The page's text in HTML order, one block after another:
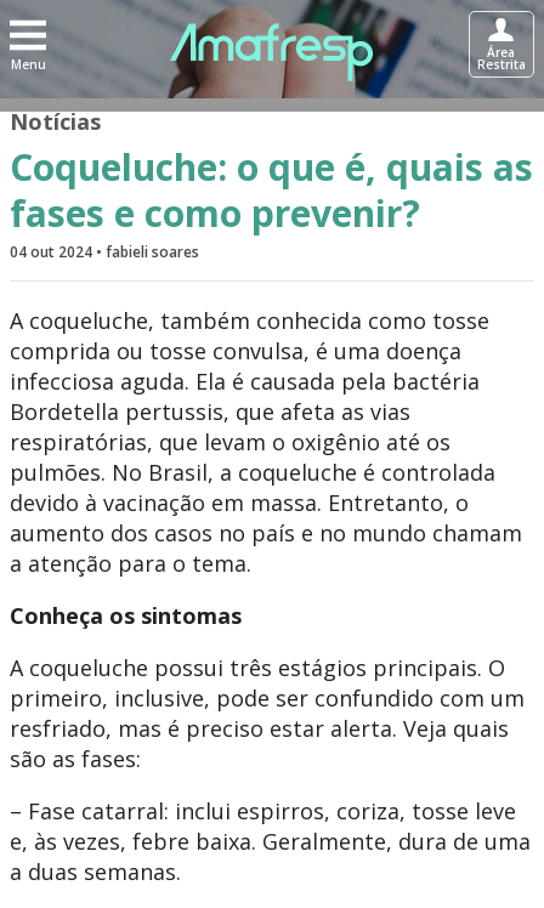
Menu
Área
Restrita
Notícias
Coqueluche: o que é, quais as
fases e como prevenir?
04 out 2024 • fabieli soares
A coqueluche, também conhecida como tosse
comprida ou tosse convulsa, é uma doença
infecciosa aguda. Ela é causada pela bactéria
Bordetella pertussis, que afeta as vias
respiratórias, que levam o oxigênio até os
pulmões. No Brasil, a coqueluche é controlada
devido à vacinação em massa. Entretanto, o
aumento dos casos no país e no mundo chamam
a atenção para o tema.
Conheça os sintomas
A coqueluche possui três estágios principais. O
primeiro, inclusive, pode ser confundido com um
resfriado, mas é preciso estar alerta. Veja quais
são as fases:
– Fase catarral: inclui espirros, coriza, tosse leve
e, às vezes, febre baixa. Geralmente, dura de uma
a duas semanas.